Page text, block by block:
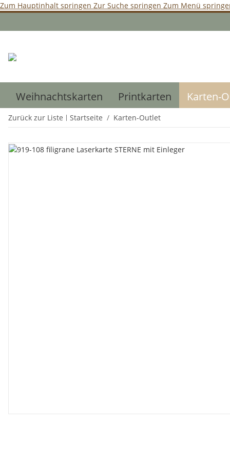
Zum Hauptinhalt springen Zur Suche springen Zum Menü
Weihnachtskarten Printkarten Karten-
Zurück zur Liste Startseite Karten-Outlet